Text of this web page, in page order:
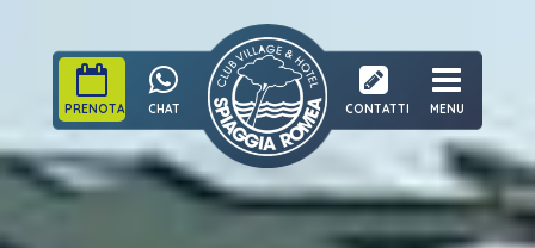
PRENOTA CHAT CONTATTI MENU